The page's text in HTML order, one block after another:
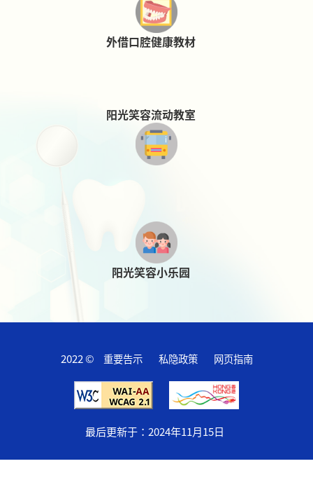
外借口腔健康教材
阳光笑容流动教室
阳光笑容小乐园
2022 © 重要告示 私隐政策 网页指南
最后更新于： 2024年11月15日